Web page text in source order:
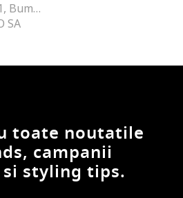
Bluza baieti, 300032251, Bumbac organic, 56 CM, Bej
SA
toate noutatile
campanii
styling tips.